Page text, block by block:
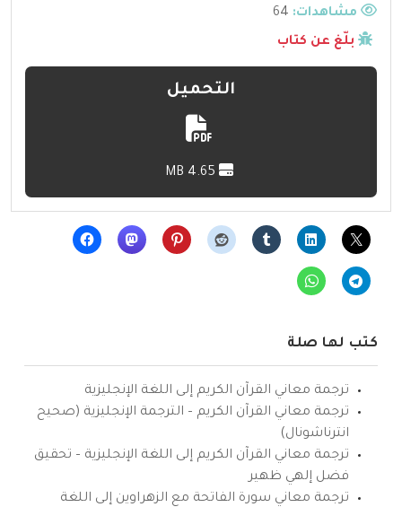
مشاهدات:
بلّغ عن كتاب
التحميل
كتب لها صلة
ترجمة معاني القرآن الكريم إلى اللغة الإنجليزية
ترجمة معاني القرآن الكريم – الترجمة الإنجليزية (صحيح
انترناشونال)
ترجمة معاني القرآن الكريم إلى اللغة الإنجليزية – تحقيق
فضل إلهي ظهير
ترجمة معاني سورة الفاتحة مع الزهراوين إلى اللغة